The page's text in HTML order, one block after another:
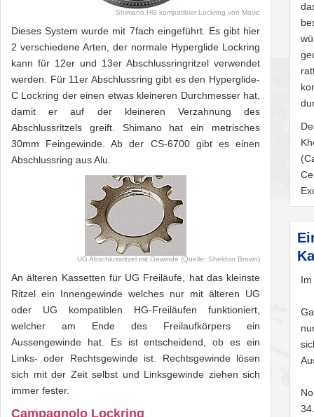
Shimano HG kompatibler Lockring von Mavic
Dieses System wurde mit 7fach eingeführt. Es gibt hier
2 verschiedene Arten, der normale Hyperglide Lockring
kann für 12er und 13er Abschlussringritzel verwendet
werden. Für 11er Abschlussring gibt es den Hyperglide-
C Lockring der einen etwas kleineren Durchmesser hat,
damit er auf der kleineren Verzahnung des
Abschlussritzels greift. Shimano hat ein metrisches
30mm Feingewinde. Ab der CS-6700 gibt es einen
Abschlussring aus Alu.
UG Abschlussritzel mit Gewinde (Quelle: Sheldon Brown)
An älteren Kassetten für UG Freiläufe, hat das kleinste
Ritzel ein Innengewinde welches nur mit älteren UG
oder UG kompatiblen HG-Freiläufen funktioniert,
welcher am Ende des Freilaufkörpers ein
Aussengewinde hat. Es ist entscheidend, ob es ein
Links- oder Rechtsgewinde ist. Rechtsgewinde lösen
sich mit der Zeit selbst und Linksgewinde ziehen sich
immer fester.
Campagnolo Lockring